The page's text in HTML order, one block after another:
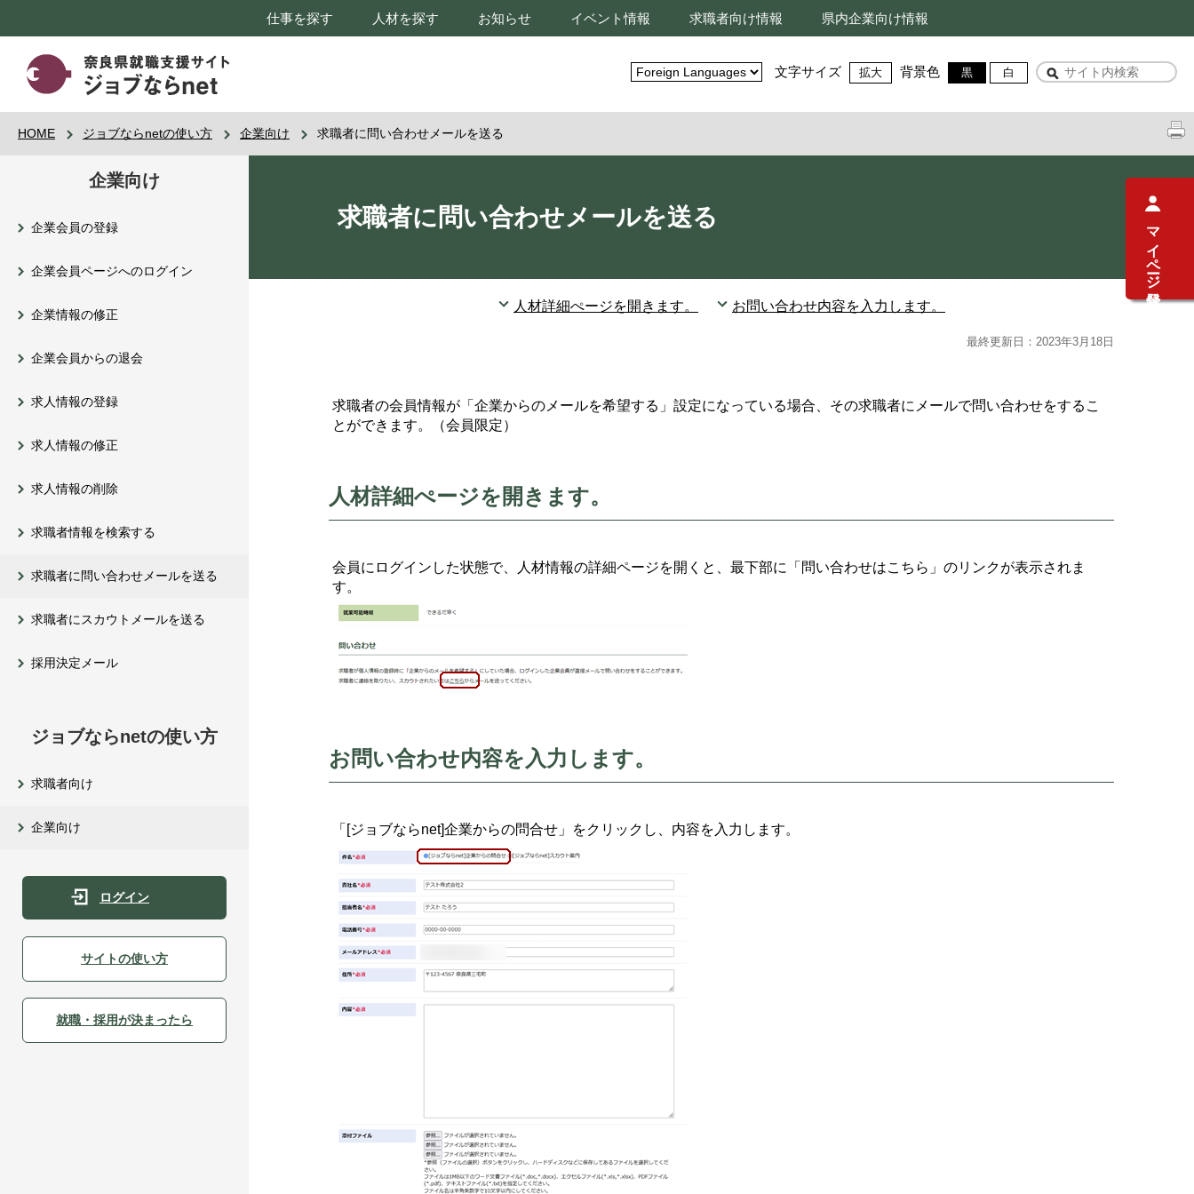
仕事を探す 人材を探す お知らせ イベント情報 求職者向け情報 県内企業向け情報
文字サイズ 拡大 背景色 黒 白
HOME ジョブならnetの使い方 企業向け 求職者に問い合わせメールを送る
企業向け
企業会員の登録
企業会員ページへのログイン
企業情報の修正
企業会員からの退会
求人情報の登録
求人情報の修正
求人情報の削除
求職者情報を検索する
求職者に問い合わせメールを送る
求職者にスカウトメールを送る
採用決定メール
ジョブならnetの使い方
求職者向け
企業向け
ログイン
サイトの使い方
就職・採用が決まったら
求職者に問い合わせメールを送る
人材詳細ぺージを開きます。 お問い合わせ内容を入力します。
最終更新日：2023年3月18日
求職者の会員情報が「企業からのメールを希望する」設定になっている場合、その求職者にメールで問い合わせをするこ
とができます。（会員限定）
人材詳細ぺージを開きます。
会員にログインした状態で、人材情報の詳細ページを開くと、最下部に「問い合わせはこちら」のリンクが表示されま
す。
お問い合わせ内容を入力します。
「[ジョブならnet]企業からの問合せ」をクリックし、内容を入力します。
マイページ登録